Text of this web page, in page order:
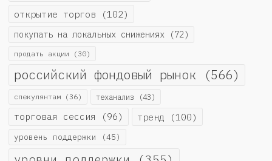
открытие торгов (102)
покупать на локальных снижениях (72)
продать акции (30)
российский фондовый рынок (566)
спекулянтам (36) теханализ (43)
торговая сессия (96) тренд (100)
уровень поддержки (45)